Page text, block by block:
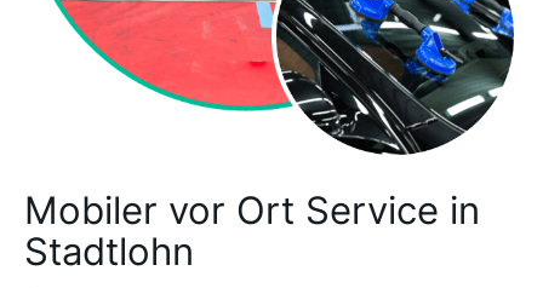
Mobiler vor Ort Service in
Stadtlohn